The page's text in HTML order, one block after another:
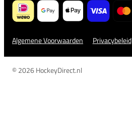
Algemene Voorwaarden Privacybeleid
© 2026 HockeyDirect.nl